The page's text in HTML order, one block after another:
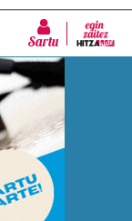
Sartu